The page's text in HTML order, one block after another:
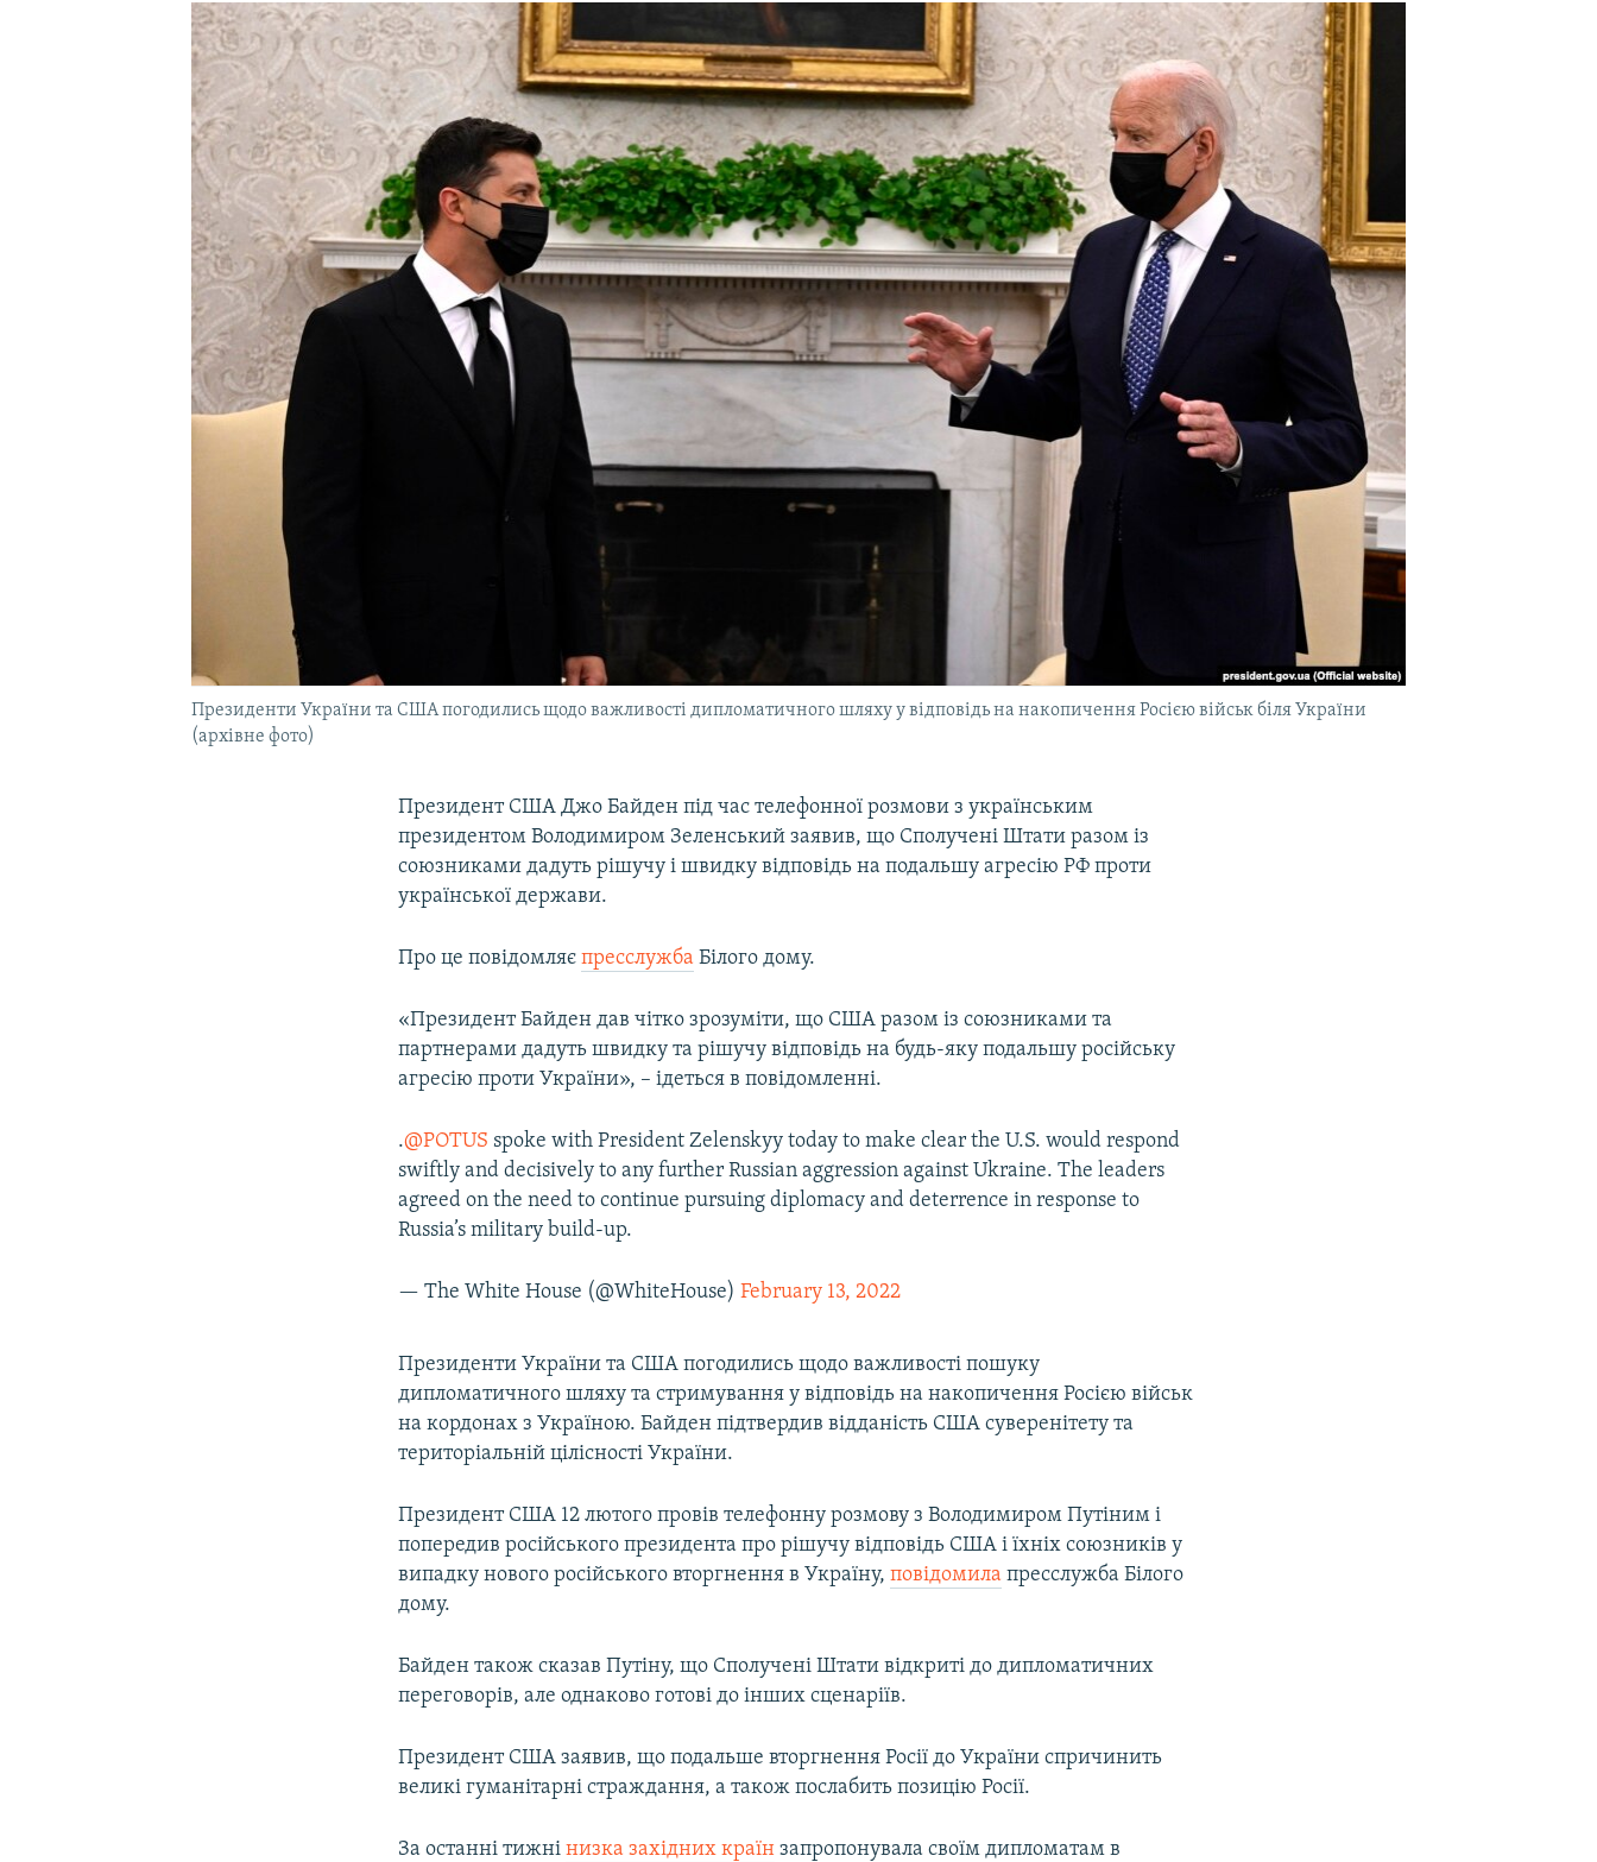
Президенти України та США погодились щодо важливості дипломатичного шляху у відповідь на накопичення Росією військ біля України
(архівне фото)
Президент США Джо Байден під час телефонної розмови з українським
президентом Володимиром Зеленський заявив, що Сполучені Штати разом із
союзниками дадуть рішучу і швидку відповідь на подальшу агресію РФ проти
української держави.
Про це повідомляєпресслужба Білого дому.
«Президент Байден дав чітко зрозуміти, що США разом із союзниками та
партнерами дадуть швидку та рішучу відповідь на будь-яку подальшу російську
агресію проти України», – ідеться в повідомленні.
.@POTUS spoke with President Zelenskyy today to make clear the U.S. would respond
swiftly and decisively to any further Russian aggression against Ukraine. The leaders
agreed on the need to continue pursuing diplomacy and deterrence in response to
Russia’s military build-up.
— The White House (@WhiteHouse)February 13, 2022
Президенти України та США погодились щодо важливості пошуку
дипломатичного шляху та стримування у відповідь на накопичення Росією військ
на кордонах з Україною. Байден підтвердив відданість США суверенітету та
територіальній цілісності України.
Президент США 12 лютого провів телефонну розмову з Володимиром Путіним і
попередив російського президента про рішучу відповідь США і їхніх союзників у
випадку нового російського вторгнення в Україну,повідомила пресслужба Білого
дому.
Байден також сказав Путіну, що Сполучені Штати відкриті до дипломатичних
переговорів, але однаково готові до інших сценаріїв.
Президент США заявив, що подальше вторгнення Росії до України спричинить
великі гуманітарні страждання, а також послабить позицію Росії.
За останні тижнінизка західних країн запропонувала своїм дипломатам в